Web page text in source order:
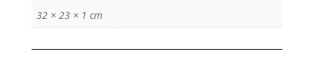
32 × 23 × 1 cm